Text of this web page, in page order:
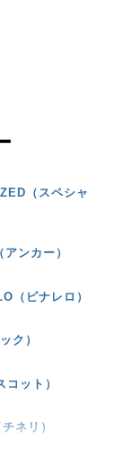
（スペシャ
ンカー）
（ピナレロ）
ク）
ット）
ネリ）